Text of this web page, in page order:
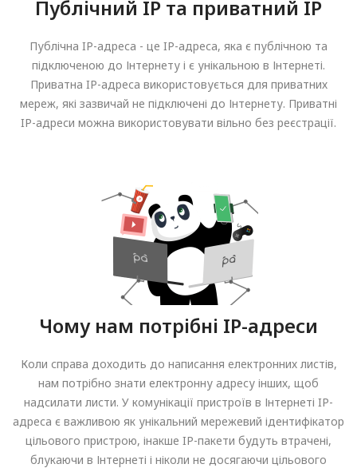
Публічний IP та приватний IP
Публічна IP-адреса - це IP-адреса, яка є публічною та
підключеною до Інтернету і є унікальною в Інтернеті.
Приватна IP-адреса використовується для приватних
мереж, які зазвичай не підключені до Інтернету. Приватні
IP-адреси можна використовувати вільно без реєстрації.
Чому нам потрібні IP-адреси
Коли справа доходить до написання електронних листів,
нам потрібно знати електронну адресу інших, щоб
надсилати листи. У комунікації пристроїв в Інтернеті IP-
адреса є важливою як унікальний мережевий ідентифікатор
цільового пристрою, інакше IP-пакети будуть втрачені,
блукаючи в Інтернеті і ніколи не досягаючи цільового